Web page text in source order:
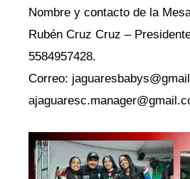
Nombre y contacto de la
Rubén Cruz Cruz –
5584957428.
Correo: